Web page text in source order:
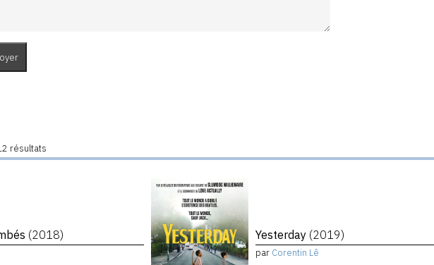
résultats
(2018) Yesterday (2019)
par Corentin Lê